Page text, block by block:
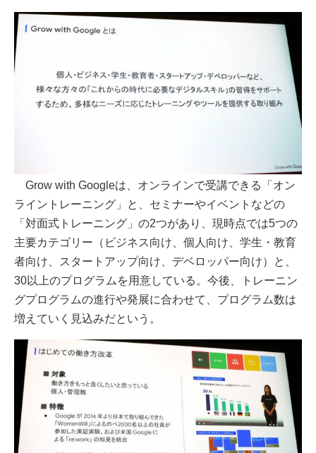
Grow with Googleは、オンラインで受講できる「オン
ライントレーニング」と、セミナーやイベントなどの
「対面式トレーニング」の2つがあり、現時点では5つの
主要カテゴリー（ビジネス向け、個人向け、学生・教育
者向け、スタートアップ向け、デベロッパー向け）と、
30以上のプログラムを用意している。今後、トレーニン
グプログラムの進行や発展に合わせて、プログラム数は
増えていく見込みだという。